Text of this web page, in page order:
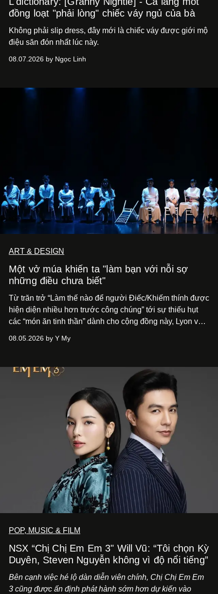
đồng loạt "phải lòng" chiếc váy ngủ của bà
Không phải slip dress, đây mới là chiếc váy được giới mộ
điệu săn đón nhất lúc này.
08.07.2026 by Ngọc Linh
ART & DESIGN
Một vở múa khiến ta "làm bạn với nỗi sợ
những điều chưa biết"
Từ trăn trở “Làm thế nào để người Điếc/Khiếm thính được
hiện diện nhiều hơn trước công chúng” tới sự thiếu hụt
các “món ăn tinh thần” dành cho cộng đồng này, Lyon và
phẩm múa đương đại thành hiện thực, mang tên Lắng
08.05.2026 by Y My
POP, MUSIC & FILM
NSX “Chị Chị Em Em 3" Will Vũ: “Tôi chọn Kỳ
Duyên, Steven Nguyễn không vì độ nổi tiếng”
Bên cạnh việc hé lộ dàn diễn viên chính, Chị Chị Em Em
3 cũng được ấn định phát hành sớm hơn dự kiến vào